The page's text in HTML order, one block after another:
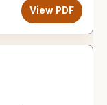
View PDF